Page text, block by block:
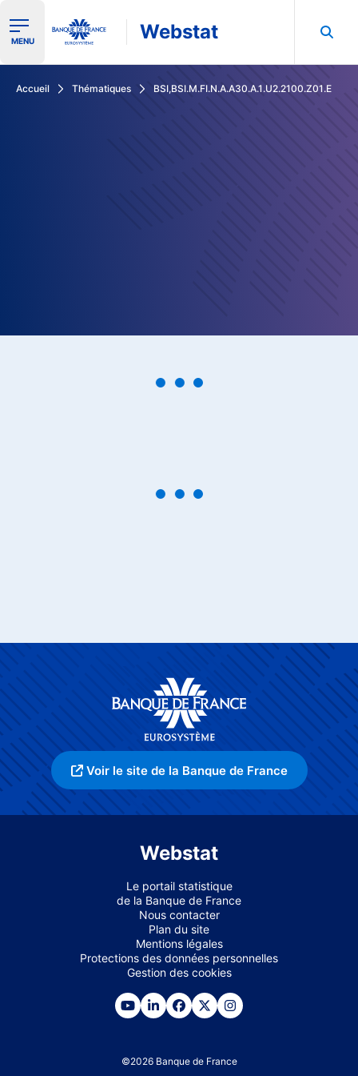
Ouvrir le menu de navigation
MENU Webstat
Accueil Thématiques BSI,BSI.M.FI.N.A.A30.A.1.U2.2100.Z01.E
Voir le site de la Banque de France
Webstat
Le portail statistique
de la Banque de France
Nous contacter
Plan du site
Mentions légales
Protections des données personnelles
Gestion des cookies
©2026 Banque de France